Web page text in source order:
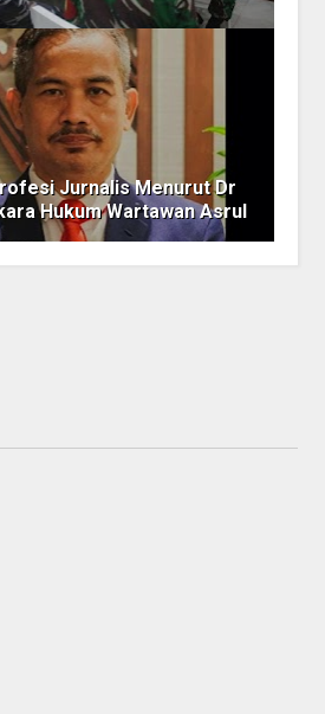
Jurnalis Menurut Dr
Hukum Wartawan Asrul